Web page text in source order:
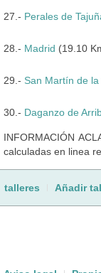
27.- Perales de
28.- Madrid (19.10
29.- San Martín de la
30.- Daganzo de
INFORMACIÓN
calculadas en linea
talleres Añadir